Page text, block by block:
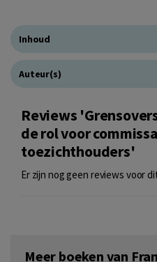
Inhoud
Auteur(s)
Reviews
de rol voor
toezichthouders'
Er zijn nog geen reviews voor
Meer boeken van